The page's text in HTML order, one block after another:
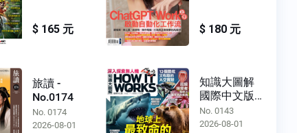
$ 165 元 $ 180 元
旅讀 -
No.0174
No. 0174
2026-08-01
知識大圖解
國際中文版 -
No.0143
No. 0143
2026-08-01